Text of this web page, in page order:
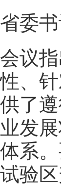
省委
会议
性、
供了
业发
体系
试验